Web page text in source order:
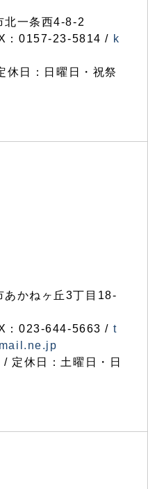
一条西4-8-2
：0157-23-5814 / k
日：日曜日・祝祭
かねヶ丘3丁目18-
：023-644-5663 / t
定休日：土曜日・日